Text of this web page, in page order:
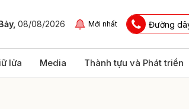
08/08/2026 Mới nhất Đường
lửa Media Thành tựu và Phát triển